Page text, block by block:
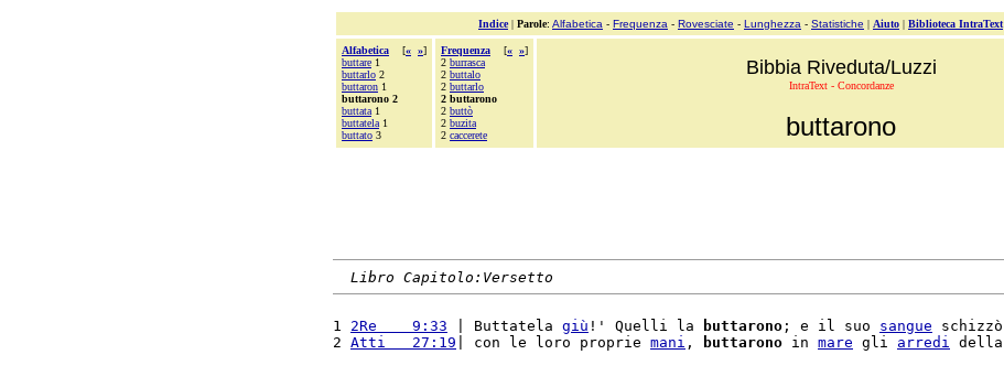
Indice| Parole: Alfabetica - Frequenza - Rovesciate - Lunghezza - Statistiche | Aiuto | Biblioteca IntraText
Alfabetica [« »]
buttare 1
buttarlo 2
buttaron 1
buttarono 2
buttata 1
buttatela 1
buttato 3
Frequenza [« »]
2 burrasca
2 buttalo
2 buttarlo
2 buttarono
2 buttò
2 buzita
2 caccerete
Bibbia Riveduta/Luzzi
IntraText - Concordanze
buttarono
Libro Capitolo:Versetto
1 2Re    9:33 | Buttatela giù !' Quelli la buttarono ; e il suo sangue schizzò
2 Atti   27:19 | con le loro proprie mani , buttarono in mare gli arredi